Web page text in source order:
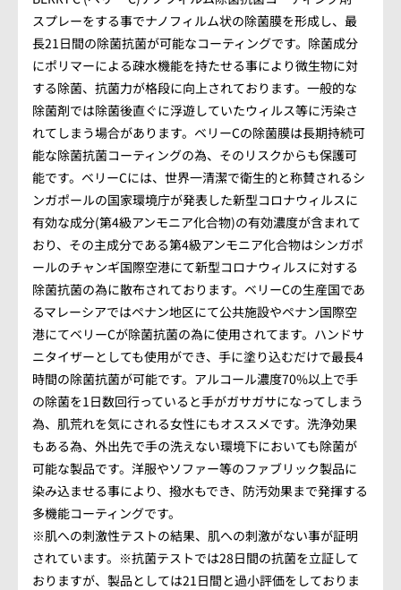
しゃかりきについて
施工事例
各メニュー料金表
会社概要
アクセス情報
お気軽にお問い合わせください。
TEL.082-225-7355
LINEでお問い合わせ
営業時間：10:00~18:00（日・祝10:00~17:00）
定休日：第3日曜/水曜定休
スプレーをする事でナノフィルム状の除菌膜を形成し、最
長21日間の除菌抗菌が可能なコーティングです。除菌成分
にポリマーによる疎水機能を持たせる事により微生物に対
する除菌、抗菌力が格段に向上されております。一般的な
除菌剤では除菌後直ぐに浮遊していたウィルス等に汚染さ
れてしまう場合があります。ベリーCの除菌膜は長期持続可
能な除菌抗菌コーティングの為、そのリスクからも保護可
能です。ベリーCには、世界一清潔で衛生的と称賛されるシ
ンガポールの国家環境庁が発表した新型コロナウィルスに
有効な成分(第4級アンモニア化合物)の有効濃度が含まれて
おり、その主成分である第4級アンモニア化合物はシンガポ
ールのチャンギ国際空港にて新型コロナウィルスに対する
除菌抗菌の為に散布されております。ベリーCの生産国であ
るマレーシアではペナン地区にて公共施設やペナン国際空
港にてベリーCが除菌抗菌の為に使用されてます。ハンドサ
ニタイザーとしても使用ができ、手に塗り込むだけで最長4
時間の除菌抗菌が可能です。アルコール濃度70%以上で手
の除菌を1日数回行っていると手がガサガサになってしまう
為、肌荒れを気にされる女性にもオススメです。洗浄効果
もある為、外出先で手の洗えない環境下においても除菌が
可能な製品です。洋服やソファー等のファブリック製品に
染み込ませる事により、撥水もでき、防汚効果まで発揮する
多機能コーティングです。
※肌への刺激性テストの結果、肌への刺激がない事が証明
されています。※抗菌テストでは28日間の抗菌を立証して
おりますが、製品としては21日間と過小評価をしておりま